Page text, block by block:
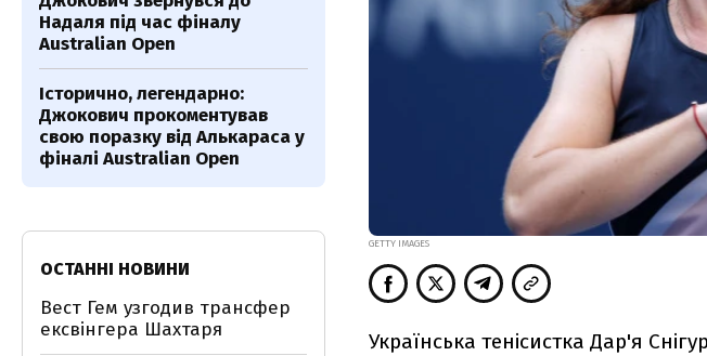
GETTY IMAGES
Українська тенісистка Дар'я
Надаля під час фіналу
Australian Open
Історично, легендарно:
Джокович прокоментував
свою поразку від Алькараса у
фіналі Australian Open
ОСТАННІ НОВИНИ
Вест Гем узгодив трансфер
ексвінгера Шахтаря